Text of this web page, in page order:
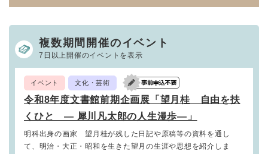
複数期間開催のイベント
7日以上開催のイベントを表示
イベント 文化・芸術
令和8年度文書館前期企画展「望月桂 自由を扶
くひと ― 犀川凡太郎の人生漫歩―」
明科出身の画家 望月桂が残した日記や原稿等の資料を通し
て、明治・大正・昭和を生きた望月の生涯や思想を紹介しま